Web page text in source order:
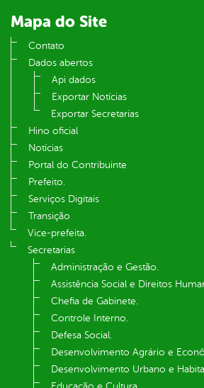
Mapa do Site
Contato
Dados abertos
Api dados
Exportar Notícias
Exportar Secretarias
Hino oficial
Notícias
Portal do Contribuinte
Prefeito.
Serviços Digitais
Transição
Vice-prefeita.
Secretarias
Administração e Gestão.
Assistência Social e Direitos
Chefia de Gabinete.
Controle Interno.
Defesa Social.
Desenvolvimento Agrário e
Desenvolvimento Urbano e